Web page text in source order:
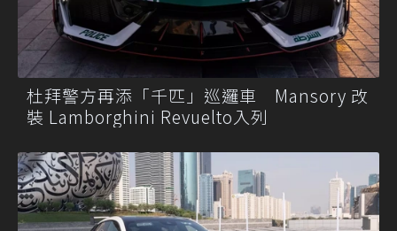
杜拜警方再添「千匹」巡邏車 Mansory 改
裝 Lamborghini Revuelto入列